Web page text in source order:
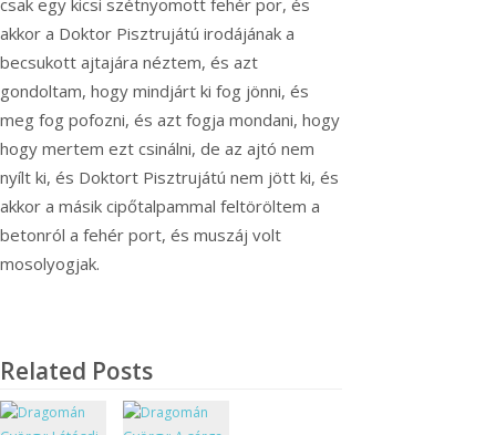
csak egy kicsi szétnyomott fehér por, és
akkor a Doktor Pisztrujátú irodájának a
becsukott ajtajára néztem, és azt
gondoltam, hogy mindjárt ki fog jönni, és
meg fog pofozni, és azt fogja mondani, hogy
hogy mertem ezt csinálni, de az ajtó nem
nyílt ki, és Doktort Pisztrujátú nem jött ki, és
akkor a másik cipőtalpammal feltöröltem a
betonról a fehér port, és muszáj volt
mosolyogjak.
Related Posts